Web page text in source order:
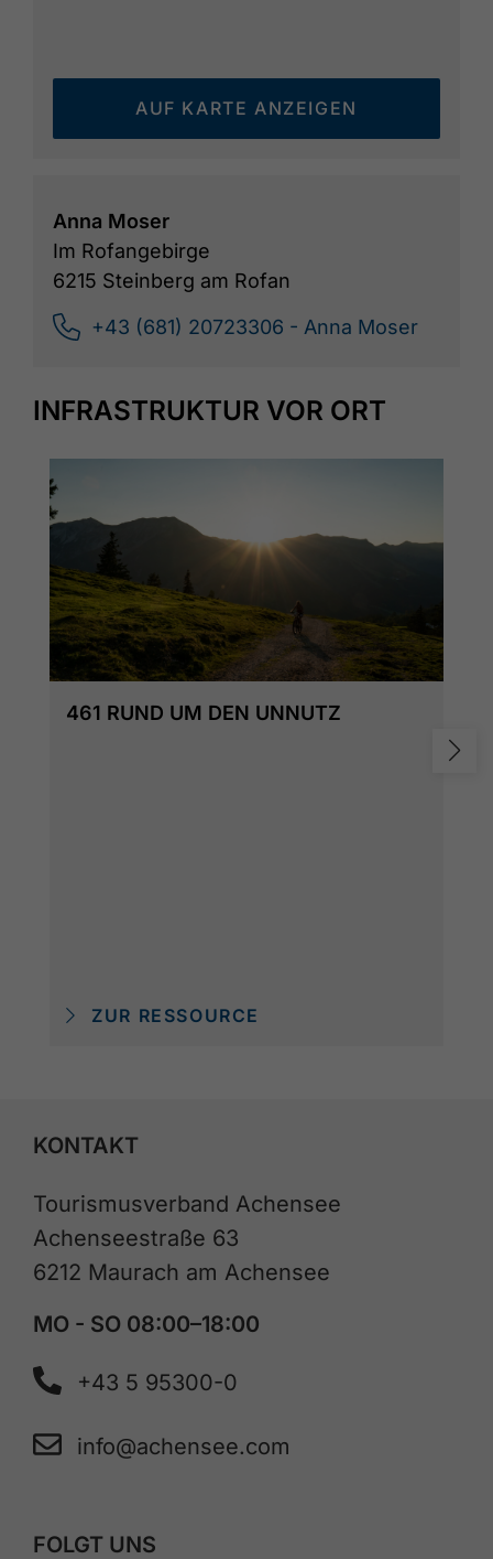
AUF KARTE ANZEIGEN
Anna Moser
Im Rofangebirge
6215 Steinberg am Rofan
+43 (681) 20723306 - Anna Moser
INFRASTRUKTUR VOR ORT
461 RUND UM DEN UNNUTZ
ZUR RESSOURCE
KONTAKT
Tourismusverband Achensee
Achenseestraße 63
6212 Maurach am Achensee
MO - SO 08:00–18:00
+43 5 95300-0
info@achensee.com
FOLGT UNS